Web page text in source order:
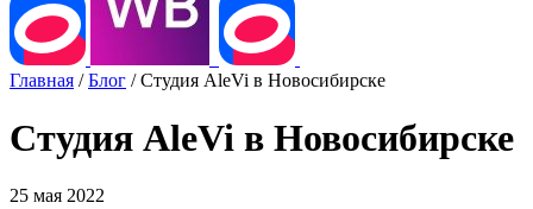
Главная /Блог /Студия AleVi в Новосибирске
Студия AleVi в Новосибирске
25 мая 2022